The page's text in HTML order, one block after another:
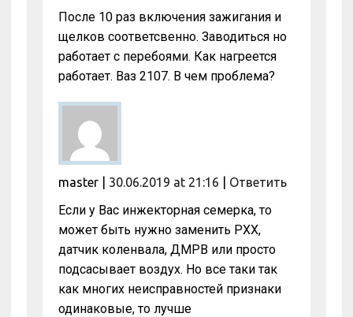
После 10 раз включения зажигания и
щелков соответсвенно. Заводиться но
работает с перебоями. Как нагреется
работает. Ваз 2107. В чем проблема?
master| 30.06.2019 at 21:16 Ответить
Если у Вас инжекторная семерка, то
может быть нужно заменить РХХ,
датчик коленвала, ДМРВ или просто
подсасывает воздух. Но все таки так
как многих неисправностей признаки
одинаковые, то лучше